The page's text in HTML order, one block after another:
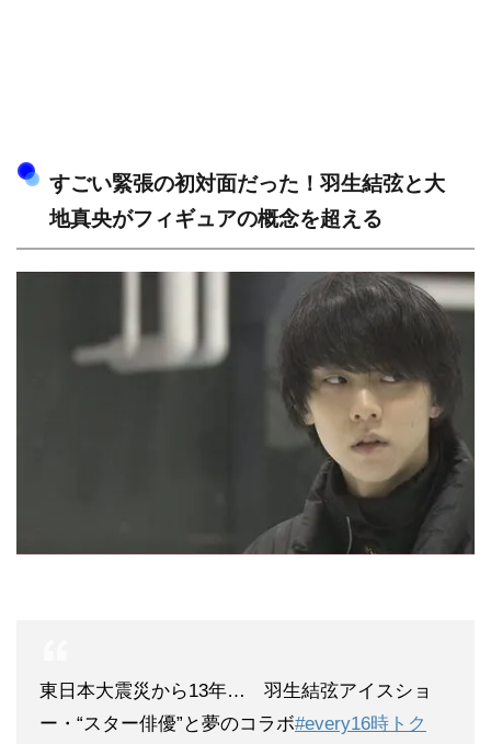
すごい緊張の初対面だった！羽生結弦と大
地真央がフィギュアの概念を超える
東日本大震災から13年… 羽生結弦アイスショ
ー・“スター俳優”と夢のコラボ#every16時トク